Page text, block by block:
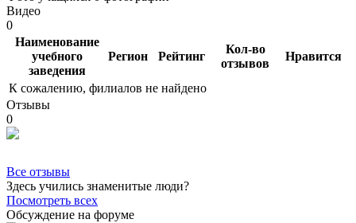
Видео
0
Наименование
учебного
заведения
Регион Рейтинг
Кол-во
отзывов
Нравится
К сожалению, филиалов не найдено
Отзывы
0
Все отзывы
Здесь учились знаменитые люди?
Посмотреть всех
Обсуждение на форуме